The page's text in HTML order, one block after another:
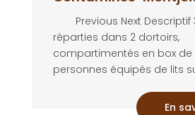
Previous Next Descriptif
réparties dans 2 dortoirs,
compartimentés en box de
personnes équipés de lits
En